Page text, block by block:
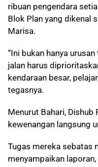
ribuan pengendara
Blok Plan yang dikenal
Marisa.
“Ini bukan hanya
jalan harus
kendaraan besar,
tegasnya.
Menurut Bahari,
kewenangan langsung
Tugas mereka sebatas
menyampaikan